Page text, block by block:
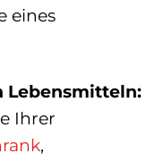
eines
Lebensmitteln:
Ihrer
,